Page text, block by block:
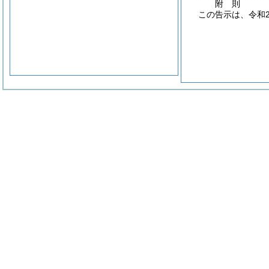
附 則
この告示は、令和